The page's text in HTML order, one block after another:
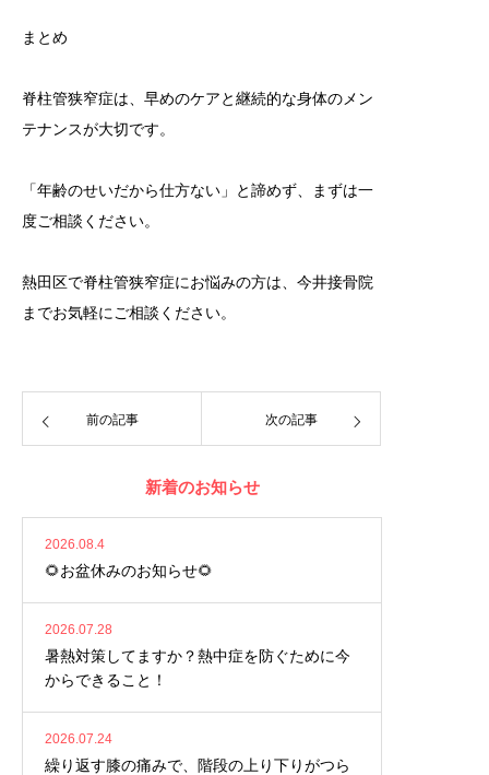
まとめ
脊柱管狭窄症は、早めのケアと継続的な身体のメン
テナンスが大切です。
「年齢のせいだから仕方ない」と諦めず、まずは一
度ご相談ください。
熱田区で脊柱管狭窄症にお悩みの方は、今井接骨院
までお気軽にご相談ください。
前の記事 次の記事
新着のお知らせ
2026.08.4
🌻お盆休みのお知らせ🌻
2026.07.28
暑熱対策してますか？熱中症を防ぐために今
からできること！
2026.07.24
繰り返す膝の痛みで、階段の上り下りがつら